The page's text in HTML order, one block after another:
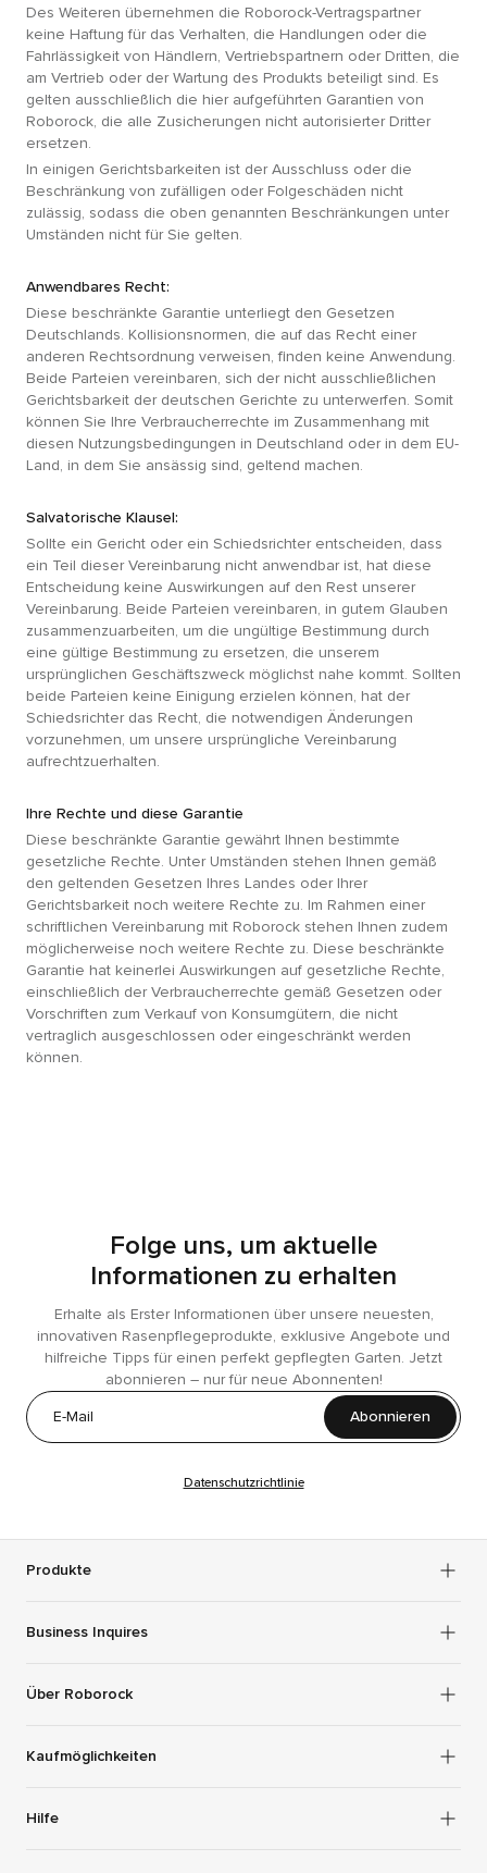
Des Weiteren übernehmen die Roborock-Vertragspartner
keine Haftung für das Verhalten, die Handlungen oder die
Fahrlässigkeit von Händlern, Vertriebspartnern oder Dritten, die
am Vertrieb oder der Wartung des Produkts beteiligt sind. Es
gelten ausschließlich die hier aufgeführten Garantien von
Roborock, die alle Zusicherungen nicht autorisierter Dritter
ersetzen.
In einigen Gerichtsbarkeiten ist der Ausschluss oder die
Beschränkung von zufälligen oder Folgeschäden nicht
zulässig, sodass die oben genannten Beschränkungen unter
Umständen nicht für Sie gelten.
Anwendbares Recht:
Diese beschränkte Garantie unterliegt den Gesetzen
Deutschlands. Kollisionsnormen, die auf das Recht einer
anderen Rechtsordnung verweisen, finden keine Anwendung.
Beide Parteien vereinbaren, sich der nicht ausschließlichen
Gerichtsbarkeit der deutschen Gerichte zu unterwerfen. Somit
können Sie Ihre Verbraucherrechte im Zusammenhang mit
diesen Nutzungsbedingungen in Deutschland oder in dem EU-
Land, in dem Sie ansässig sind, geltend machen.
Salvatorische Klausel:
Sollte ein Gericht oder ein Schiedsrichter entscheiden, dass
ein Teil dieser Vereinbarung nicht anwendbar ist, hat diese
Entscheidung keine Auswirkungen auf den Rest unserer
Vereinbarung. Beide Parteien vereinbaren, in gutem Glauben
zusammenzuarbeiten, um die ungültige Bestimmung durch
eine gültige Bestimmung zu ersetzen, die unserem
ursprünglichen Geschäftszweck möglichst nahe kommt. Sollten
beide Parteien keine Einigung erzielen können, hat der
Schiedsrichter das Recht, die notwendigen Änderungen
vorzunehmen, um unsere ursprüngliche Vereinbarung
aufrechtzuerhalten.
Ihre Rechte und diese Garantie
Diese beschränkte Garantie gewährt Ihnen bestimmte
gesetzliche Rechte. Unter Umständen stehen Ihnen gemäß
den geltenden Gesetzen Ihres Landes oder Ihrer
Gerichtsbarkeit noch weitere Rechte zu. Im Rahmen einer
schriftlichen Vereinbarung mit Roborock stehen Ihnen zudem
möglicherweise noch weitere Rechte zu. Diese beschränkte
Garantie hat keinerlei Auswirkungen auf gesetzliche Rechte,
einschließlich der Verbraucherrechte gemäß Gesetzen oder
Vorschriften zum Verkauf von Konsumgütern, die nicht
vertraglich ausgeschlossen oder eingeschränkt werden
können.
Folge uns, um aktuelle
Informationen zu erhalten
Erhalte als Erster Informationen über unsere neuesten,
innovativen Rasenpflegeprodukte, exklusive Angebote und
hilfreiche Tipps für einen perfekt gepflegten Garten. Jetzt
abonnieren – nur für neue Abonnenten!
Abonnieren
Datenschutzrichtlinie
Produkte
Business Inquires
Über Roborock
Kaufmöglichkeiten
Hilfe